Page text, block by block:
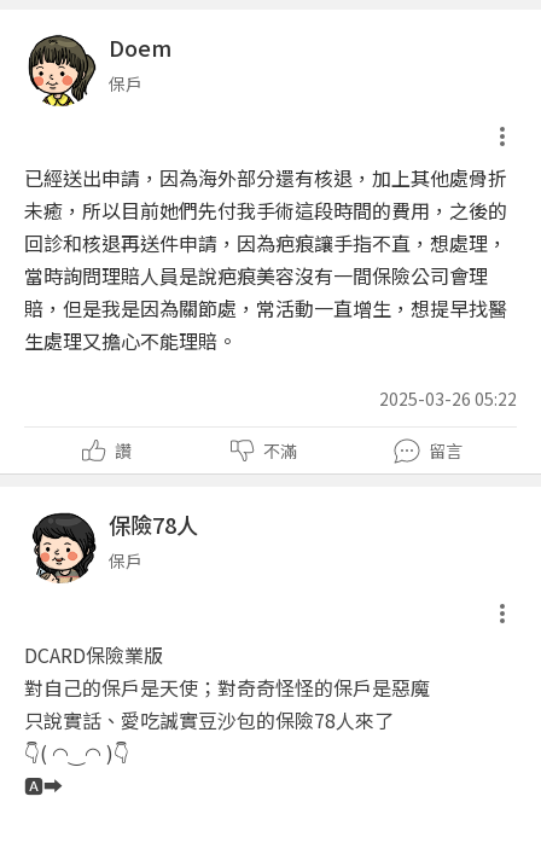
Doem
保戶
已經送出申請，因為海外部分還有核退，加上其他處骨折
未癒，所以目前她們先付我手術這段時間的費用，之後的
回診和核退再送件申請，因為疤痕讓手指不直，想處理，
當時詢問理賠人員是說疤痕美容沒有一間保險公司會理
賠，但是我是因為關節處，常活動一直增生，想提早找醫
生處理又擔心不能理賠。
2025-03-26 05:22
讚 不滿 留言
保險78人
保戶
DCARD保險業版
對自己的保戶是天使；對奇奇怪怪的保戶是惡魔
只說實話、愛吃誠實豆沙包的保險78人來了
👇( ◠‿◠ )👇
🅰️➡️